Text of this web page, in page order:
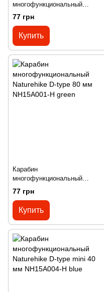
многофункциональный
Naturehike D-type 80 мм
NH15A001-H orange
77 грн
Купить
Карабин
многофункциональный
Naturehike D-type 80 мм
NH15A001-H green
77 грн
Купить